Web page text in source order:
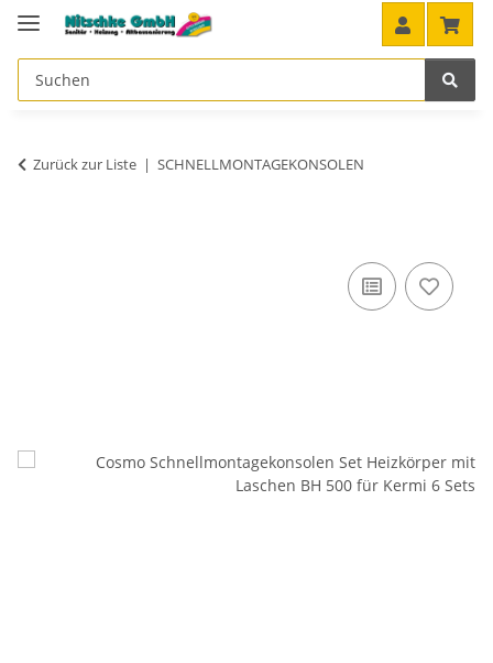
Zurück zur Liste SCHNELLMONTAGEKONSOLEN